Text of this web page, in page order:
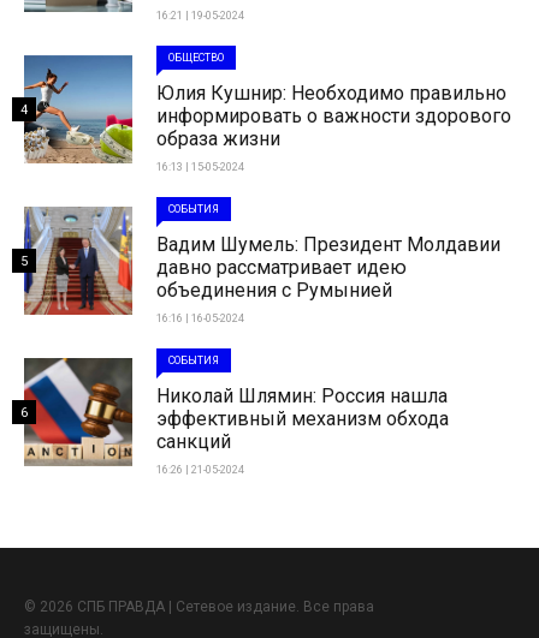
16:21 | 19-05-2024
ОБЩЕСТВО
Юлия Кушнир: Необходимо правильно
информировать о важности здорового
образа жизни
16:13 | 15-05-2024
4
СОБЫТИЯ
Вадим Шумель: Президент Молдавии
давно рассматривает идею
объединения с Румынией
16:16 | 16-05-2024
5
СОБЫТИЯ
Николай Шлямин: Россия нашла
эффективный механизм обхода
санкций
16:26 | 21-05-2024
6
© 2026 СПБ ПРАВДА | Сетевое издание. Все права
защищены.